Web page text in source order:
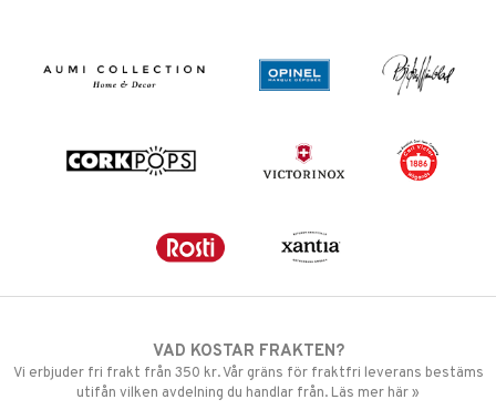
VAD KOSTAR FRAKTEN?
Vi erbjuder fri frakt från 350 kr. Vår gräns för fraktfri leverans bestäms
utifån vilken avdelning du handlar från. Läs mer här »